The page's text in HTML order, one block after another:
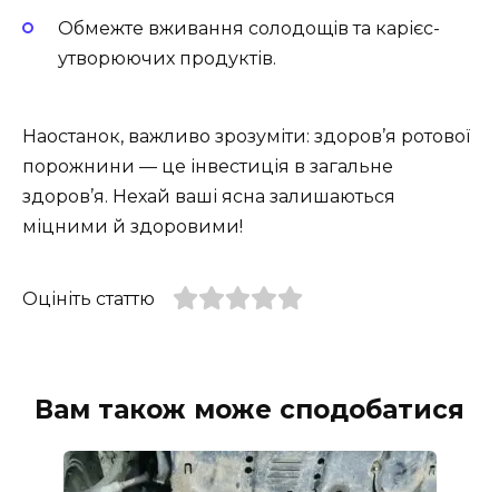
Обмежте вживання солодощів та карієс-
утворюючих продуктів.
Наостанок, важливо зрозуміти: здоров’я ротової
порожнини — це інвестиція в загальне
здоров’я. Нехай ваші ясна залишаються
міцними й здоровими!
Оцініть статтю
Вам також може сподобатися